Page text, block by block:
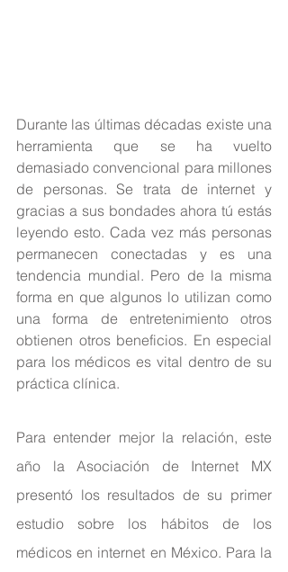
Durante las últimas décadas existe una
herramienta que se ha vuelto
demasiado convencional para millones
de personas. Se trata de internet y
gracias a sus bondades ahora tú estás
leyendo esto. Cada vez más personas
permanecen conectadas y es una
tendencia mundial. Pero de la misma
forma en que algunos lo utilizan como
una forma de entretenimiento otros
obtienen otros beneficios. En especial
para los médicos es vital dentro de su
práctica clínica.
Para entender mejor la relación, este
año la Asociación de Internet MX
presentó los resultados de su primer
estudio sobre los hábitos de los
médicos en internet en México. Para la